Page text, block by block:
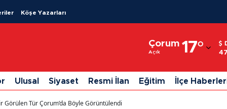
Köşe Yazarları
Çorum
Açık 17°
Adıyaman
Afyonkarahisar
Ağrı
Ulusal Siyaset Resmi İlan Eğitim İlçe
Görülen Tür Çorum’da Böyle Görüntülendi